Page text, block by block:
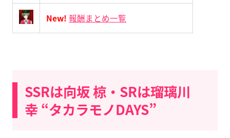
New! 報酬まとめ一覧
SSRは向坂 椋・SRは瑠璃川
幸 “タカラモノDAYS”